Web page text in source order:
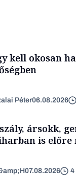
kell okosan
Péter06.08.2026
ársokk,
is előre
07.08.2026 4